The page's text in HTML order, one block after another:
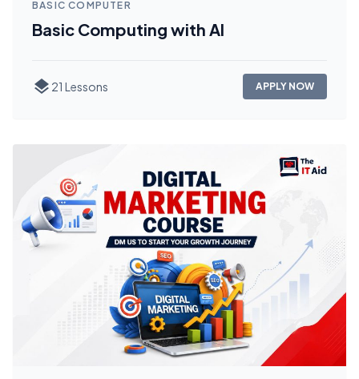
BASIC COMPUTER
Basic Computing with AI
layers 21 Lessons APPLY NOW